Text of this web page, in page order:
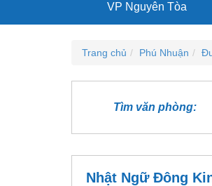
VP Nguyên Tòa
Trang chủ Phú Nhuận
Tìm văn phòng:
Nhật Ngữ Đông